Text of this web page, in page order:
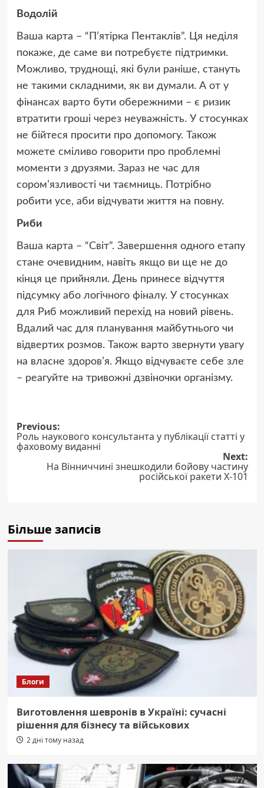
Водолій
Ваша карта – “П’ятірка Пентаклів”. Ця неділя
покаже, де саме ви потребуєте підтримки.
Можливо, труднощі, які були раніше, стануть
не такими складними, як ви думали. А от у
фінансах варто бути обережними – є ризик
втратити гроші через неуважність. У стосунках
не бійтеся просити про допомогу. Також
можете сміливо говорити про проблемні
моменти з друзями. Зараз не час для
сором’язливості чи таємниць. Потрібно
робити усе, аби відчувати життя на повну.
Риби
Ваша карта – “Світ”. Завершення одного етапу
стане очевидним, навіть якщо ви ще не до
кінця це прийняли. День принесе відчуття
підсумку або логічного фіналу. У стосунках
для Риб можливий перехід на новий рівень.
Вдалий час для планування майбутнього чи
відвертих розмов. Також варто звернути увагу
на власне здоров’я. Якщо відчуваєте себе зле
– реагуйте на тривожні дзвіночки організму.
Post
navigation
Previous:
Роль наукового консультанта у публікації статті у
фаховому виданні
Next:
На Вінниччині знешкодили бойову частину
російської ракети Х-101
Більше записів
Блоги
Виготовлення шевронів в Україні: сучасні
рішення для бізнесу та військових
2 дні тому назад